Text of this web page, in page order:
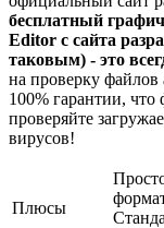
бесплатный
Editor с сайта
таковым) - это
на проверку
100% гарантии,
проверяйте
вирусов!
Плюсы